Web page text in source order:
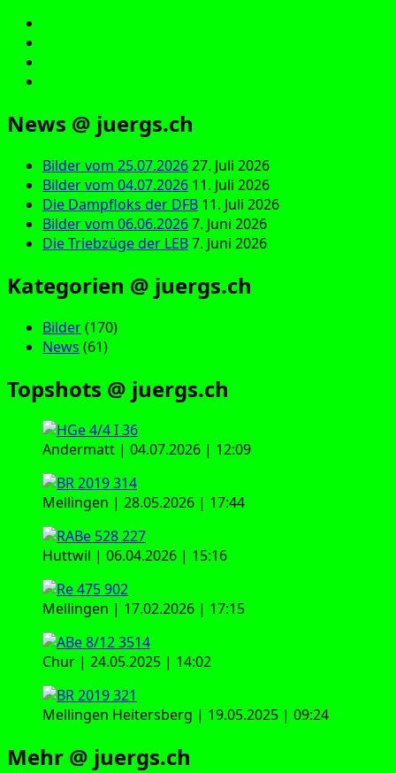
News @ juergs.ch
Bilder vom 25.07.202627. Juli 2026
Bilder vom 04.07.2026 11. Juli 2026
Die Dampfloks der DFB 11. Juli 2026
Bilder vom 06.06.20267. Juni 2026
Die Triebzüge der LEB7. Juni 2026
Kategorien @ juergs.ch
Bilder(170)
News (61)
Topshots @ juergs.ch
Andermatt | 04.07.2026 | 12:09
Mellingen | 28.05.2026 | 17:44
Huttwil | 06.04.2026 | 15:16
Mellingen | 17.02.2026 | 17:15
Chur | 24.05.2025 | 14:02
Mellingen Heitersberg | 19.05.2025 | 09:24
Mehr @ juergs.ch